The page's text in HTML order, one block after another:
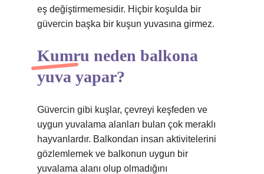
eş değiştirmemesidir. Hiçbir koşulda bir
güvercin başka bir kuşun yuvasına girmez.
Kumru neden balkona
yuva yapar?
Güvercin gibi kuşlar, çevreyi keşfeden ve
uygun yuvalama alanları bulan çok meraklı
hayvanlardır. Balkondan insan aktivitelerini
gözlemlemek ve balkonun uygun bir
yuvalama alanı olup olmadığını